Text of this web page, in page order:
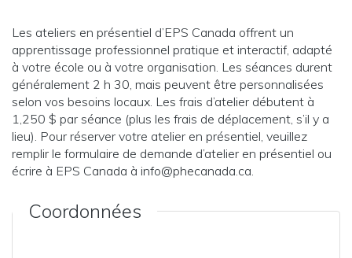
Les ateliers en présentiel d’EPS Canada offrent un
apprentissage professionnel pratique et interactif, adapté
à votre école ou à votre organisation. Les séances durent
généralement 2 h 30, mais peuvent être personnalisées
selon vos besoins locaux. Les frais d’atelier débutent à
1,250 $ par séance (plus les frais de déplacement, s’il y a
lieu). Pour réserver votre atelier en présentiel, veuillez
remplir le formulaire de demande d’atelier en présentiel ou
écrire à EPS Canada à info@phecanada.ca.
Coordonnées